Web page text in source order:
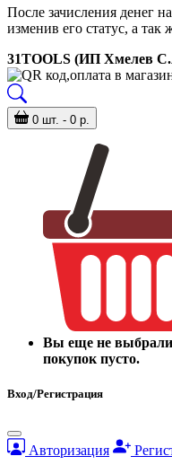
После зачисления денег
изменив его статус, а так
31TOOLS (ИП Хмелев
0 шт. - 0 р.
Вы еще не выбрали
покупок пусто.
Вход/Регистрация
Авторизация